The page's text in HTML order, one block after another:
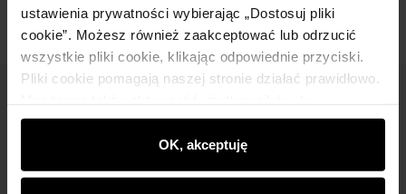
ustawienia prywatności wybierając „Dostosuj pliki
cookie”. Możesz również zaakceptować lub odrzucić
wszystkie pliki cookie, klikając odpowiednie przyciski.
Pliki cookie pomagają naszej stronie działać prawidłowo.
wyświetlać im dopasowane do ich preferencji treści,
rekomendacje oraz komunikaty reklamowe informujące o
najnowszych promocjach w e-sklepie. Informacje o tym,
OK, akceptuję
Bądź na bieżąco z nowościami i promocjami!